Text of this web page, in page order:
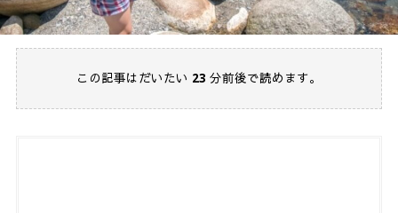
この記事はだいたい 23 分前後で読めます。